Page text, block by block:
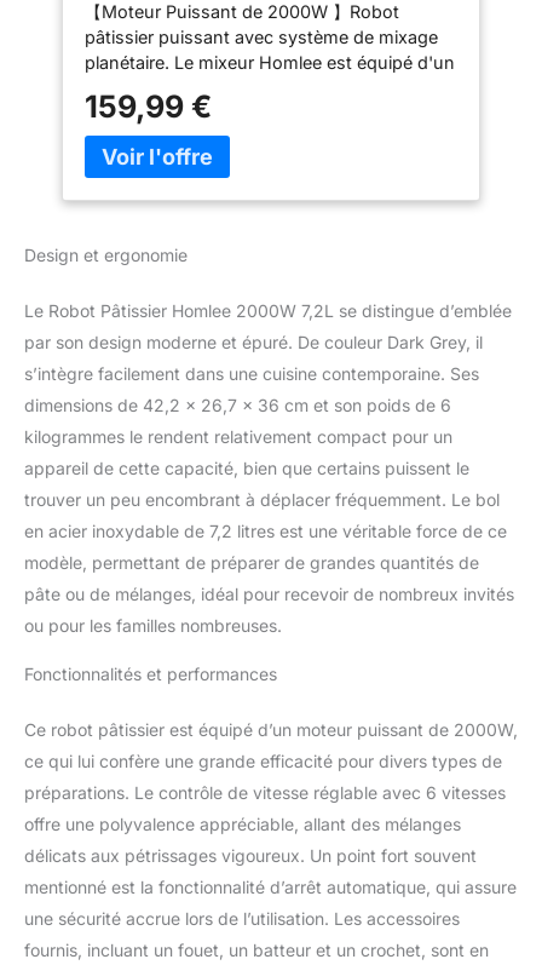
Faible Bruit Batteur sur Socle avec
Bol en Acier
Inoxydable,Fouet,Batteur,Crochet,6
Vitesses
【Moteur Puissant de 2000W 】Robot
pâtissier puissant avec système de mixage
planétaire. Le mixeur Homlee est équipé d'un
2000 W et d'une fonction d'impulsion
réglable sur 6 niveaux, que vous prépariez
des ingrédients secs et humides, que vous
de 7,2 L répond à presque tous vos besoins
permet de préparer des gâteaux, du pain,
des biscuits et des viennoiseries pour une
variété de petits-déjeuners et de dîners.
robot Cuisine garantissent sécurité et
fiabilité, et restent stables même à vitesse
maximale. Ventouse inférieure spéciale et
dissipation thermique, protection contre les
surcharges et la surchauffe, ajustement
automatique du fonctionnement en cas de
surcharge, protection de sécurité pour la
machine et fonctionnement normal après
refroidissement. 【Différents Accessoires et
Homlee est livré avec 6 accessoires : un
séparateur d'œufs et une protection anti-
permet d'installer et de retirer facilement le
bol et les accessoires. Toutes les pièces sont
amovibles et entièrement lavables.
【Certification et Service Client 】nos
produits sont certifiés ITS GS / CE / CB /
LFGB / ROHS / REACH. En cas de problème
lors de l'utilisation du mixeur, veuillez nous
contacter immédiatement. La satisfaction du
159,99 €
Design et ergonomie
Le Robot Pâtissier Homlee 2000W 7,2L se distingue d’emblée
par son design moderne et épuré. De couleur Dark Grey, il
s’intègre facilement dans une cuisine contemporaine. Ses
dimensions de 42,2 x 26,7 x 36 cm et son poids de 6
kilogrammes le rendent relativement compact pour un
appareil de cette capacité, bien que certains puissent le
trouver un peu encombrant à déplacer fréquemment. Le bol
en acier inoxydable de 7,2 litres est une véritable force de ce
modèle, permettant de préparer de grandes quantités de
pâte ou de mélanges, idéal pour recevoir de nombreux invités
ou pour les familles nombreuses.
Fonctionnalités et performances
Ce robot pâtissier est équipé d’un moteur puissant de 2000W,
ce qui lui confère une grande efficacité pour divers types de
préparations. Le contrôle de vitesse réglable avec 6 vitesses
offre une polyvalence appréciable, allant des mélanges
délicats aux pétrissages vigoureux. Un point fort souvent
mentionné est la fonctionnalité d’arrêt automatique, qui assure
une sécurité accrue lors de l’utilisation. Les accessoires
fournis, incluant un fouet, un batteur et un crochet, sont en